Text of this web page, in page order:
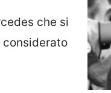
che si
considerato